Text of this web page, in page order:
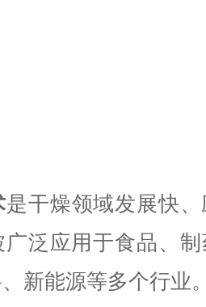
是干燥领域发展快
泛应用于食品、
新能源等多个行业